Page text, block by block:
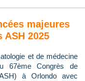
majeures
2025
et de médecine
67ème Congrès de
à Orlondo avec